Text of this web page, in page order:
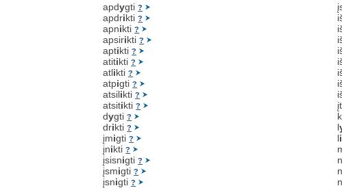
apdygti?
apdrikti?
apnikti?
apsirikti?
aptikti?
atitikti?
atlikti?
atpigti?
atsilikti?
atsitikti?
dygti?
drikti?
įmigti?
įnikti?
įsisnigti?
įsmigti?
įsnigti?
įt
l
li
n